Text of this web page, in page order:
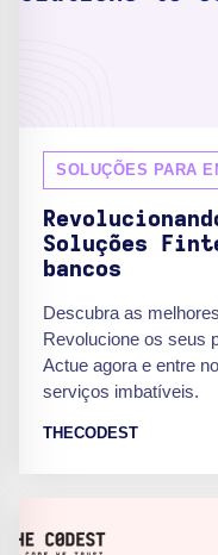
SOLUÇÕES PARA
Soluções
bancos
Descubra as
Revolucione os seus
Actue agora e entre
serviços imbatíveis.
THECODEST